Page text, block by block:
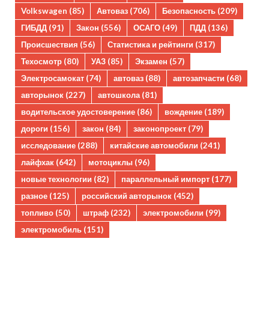
Volkswagen (85) Автоваз (706) Безопасность (209)
ГИБДД (91) Закон (556) ОСАГО (49) ПДД (136)
Происшествия (56) Статистика и рейтинги (317)
Техосмотр (80) УАЗ (85) Экзамен (57)
Электросамокат (74) автоваз (88) автозапчасти (68)
авторынок (227) автошкола(81)
водительское удостоверение (86) вождение (189)
дороги (156) закон (84) законопроект (79)
исследование (288) китайские автомобили (241)
лайфхак (642) мотоциклы (96)
новые технологии (82) параллельный импорт (177)
разное (125) российский авторынок (452)
топливо (50) штраф (232) электромобили (99)
электромобиль (151)